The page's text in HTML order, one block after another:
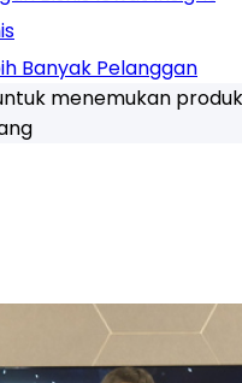
Banyak Pelanggan
menemukan